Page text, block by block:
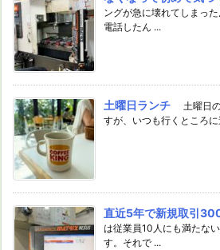
ングが急に壊れてしまっ
電話したん ...
土曜日ランチ
土曜日
すが、いつも行くところ
直近5年で新規取引
は従業員10人にも満たな
す。それで ...